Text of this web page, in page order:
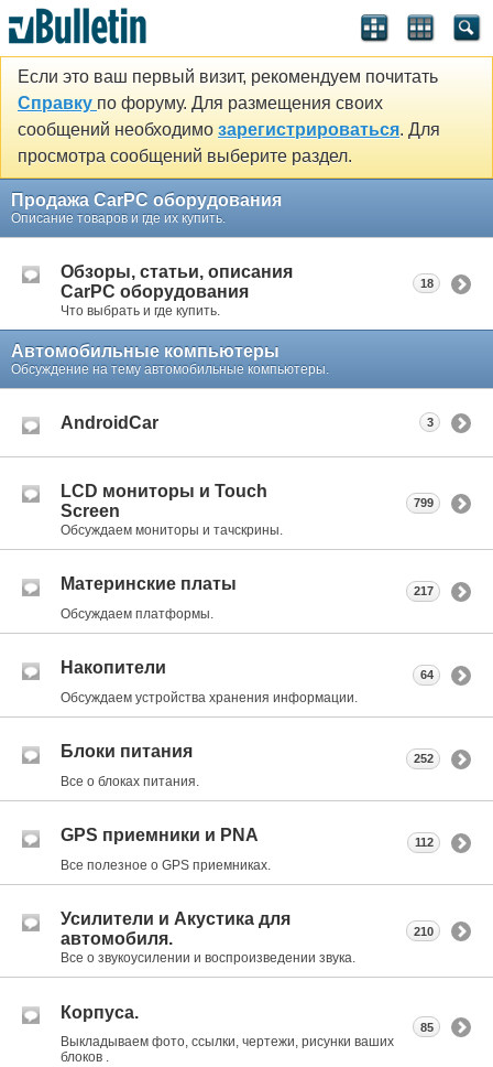
Если это ваш первый визит, рекомендуем почитать
Справку по форуму. Для размещения своих
сообщений необходимо зарегистрироваться. Для
просмотра сообщений выберите раздел.
Продажа CarPC оборудования
Описание товаров и где их купить.
Обзоры, статьи, описания
CarPC оборудования
Что выбрать и где купить.
18
Автомобильные компьютеры
Обсуждение на тему автомобильные компьютеры.
AndroidCar 3
LCD мониторы и Touch
Screen
Обсуждаем мониторы и тачскрины.
799
Материнские платы
Обсуждаем платформы.
217
Накопители
Обсуждаем устройства хранения информации.
64
Блоки питания
Все о блоках питания.
252
GPS приемники и PNA
Все полезное о GPS приемниках.
112
Усилители и Акустика для
автомобиля.
Все о звукоусилении и воспроизведении звука.
210
Корпуса.
Выкладываем фото, ссылки, чертежи, рисунки ваших
блоков .
85